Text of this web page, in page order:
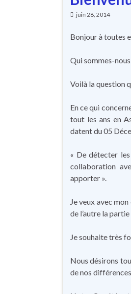
juin 28, 2014
Bonjour à toutes
Qui sommes-
Voilà la question
En ce qui
tout les ans en
datent du 05
« De détecter
collaboration
apporter ».
Je veux avec
de l’autre la
Je souhaite très
Nous désirons
de nos